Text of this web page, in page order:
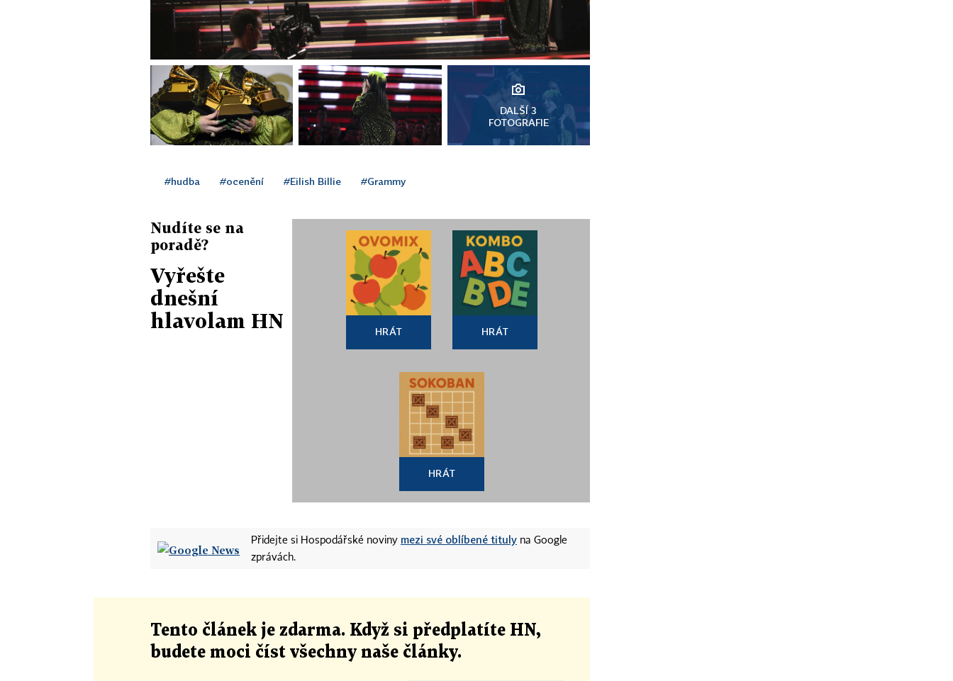
DALŠÍ 3
FOTOGRAFIE
#hudba #ocenění #Eilish Billie #Grammy
Nudíte se na
poradě?
Vyřešte
dnešní
hlavolam HN
HRÁT HRÁT
HRÁT
Přidejte si Hospodářské noviny mezi své oblíbené tituly na Google
zprávách.
Tento článek je zdarma. Když si předplatíte HN,
budete moci číst všechny naše články.